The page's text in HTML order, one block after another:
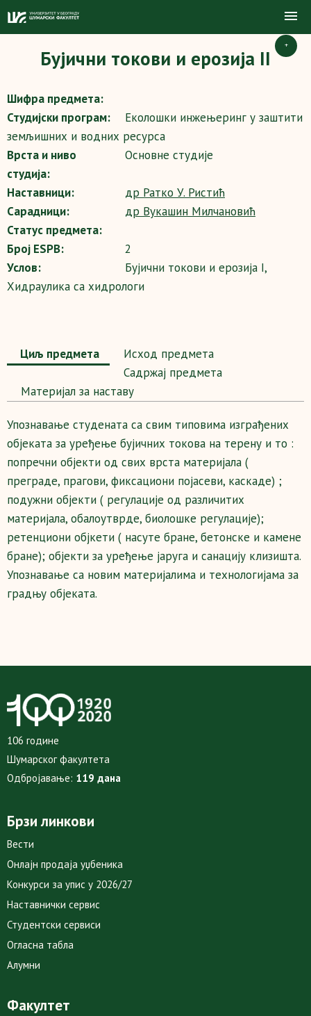
+
Бујични токови и ерозија II
Шифра предмета:
Студијски програм:
Еколошки инжењеринг у заштити
земљишних и водних ресурса
Врста и ниво
студија:
Основне студије
Наставници:
др Ратко У. Ристић
Сарадници:
др Вукашин Милчановић
Статус предмета:
Број ESPB:
2
Услов:
Бујични токови и ерозија I,
Хидраулика са хидрологи
Циљ предмета
Исход предмета
Садржај предмета
Maтеријал за наставу
Упознавање студената са свим типовима изграђених
објеката за уређење бујичних токова на терену и то :
попречни објекти од свих врста материјала (
преграде, прагови, фиксациони појасеви, каскаде) ;
подужни објекти ( регулације од различитих
материјала, обалоутврде, биолошке регулације);
ретенциони објкети ( насуте бране, бетонске и камене
бране); објекти за уређење јаруга и санацију клизишта.
Упознавање са новим материјалима и технологијама за
градњу објеката.
106 године
Шумарског факултета
Одбројавање: 119 дана
Брзи линкови
Вести
Онлајн продаја уџбеника
Конкурси за упис у 2026/27
Наставнички сервис
Студентски сервиси
Огласна табла
Алумни
Факултет